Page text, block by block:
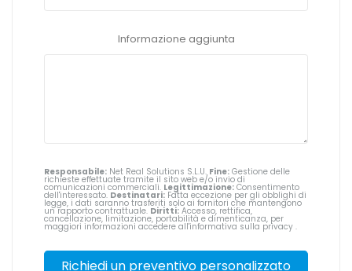
Informazione aggiunta
Responsabile: Net Real Solutions S.L.U. Fine: Gestione delle
richieste effettuate tramite il sito web e/o invio di
comunicazioni commerciali. Legittimazione: Consentimento
dell'interessato. Destinatari: Fatta eccezione per gli obblighi di
legge, i dati saranno trasferiti solo ai fornitori che mantengono
un rapporto contrattuale. Diritti: Accesso, rettifica,
cancellazione, limitazione, portabilità e dimenticanza, per
maggiori informazioni accedere all'informativa sulla privacy .